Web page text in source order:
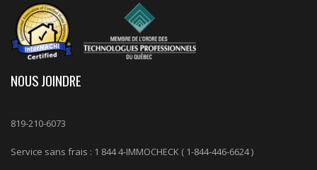
NOUS JOINDRE
819-210-6073
Service sans frais : 1 844 4-IMMOCHECK ( 1-844-446-6624)